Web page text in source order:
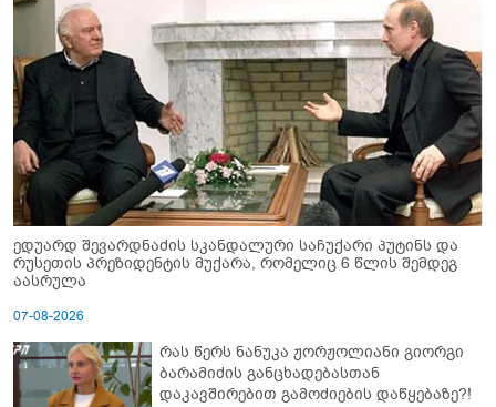
ედუარდ შევარდნაძის სკანდალური საჩუქარი პუტინს და
რუსეთის პრეზიდენტის მუქარა, რომელიც 6 წლის შემდეგ
აასრულა
07-08-2026
რას წერს ნანუკა ჟორჟოლიანი გიორგი
ბარამიძის განცხადებასთან
დაკავშირებით გამოძიების დაწყებაზე?!